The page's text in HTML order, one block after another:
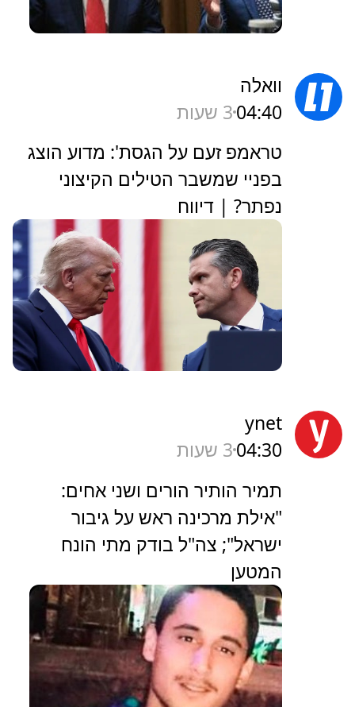
וואלה
04:403 שעות
טראמפ זעם על הגסת': מדוע הוצג
בפניי שמשבר הטילים הקיצוני
נפתר? | דיווח
ynet
04:303 שעות
תמיר הותיר הורים ושני אחים:
"אילת מרכינה ראש על גיבור
ישראל"; צה"ל בודק מתי הונח
המטען